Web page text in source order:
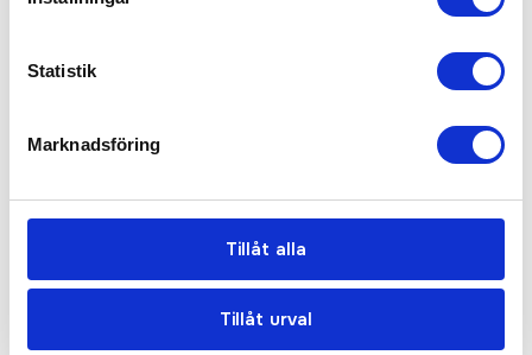
Statistik
Marknadsföring
Tillåt alla
Tillåt urvalRostfritt stål